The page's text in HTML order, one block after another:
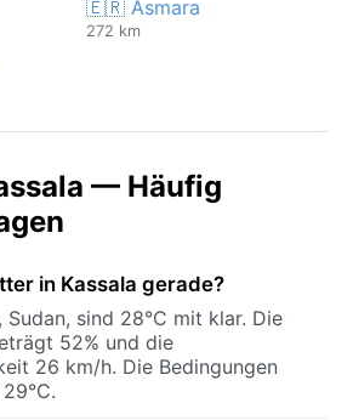
🇪🇷 Asmara
272 km
— Häufig
in Kassala gerade?
Sudan, sind 28°C mit klar. Die
52% und die
26 km/h. Die Bedingungen